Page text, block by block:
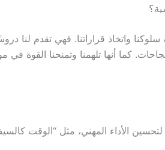
واتخاذ قراراتنا. فهي تقدم لنا
كما أنها تلهمنا وتمنحنا القوة في
لتحسين الأداء المهني، مثل “الوقت